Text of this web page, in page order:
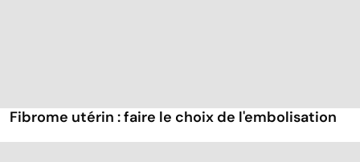
Fibrome utérin : faire le choix de l'embolisation